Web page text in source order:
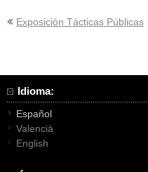
Navegación
Exposición Tácticas Públicas
Idioma:
Español
Valencià
English